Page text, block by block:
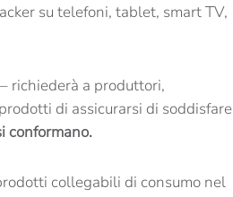
su telefoni, tablet, smart TV,
– richiederà a produttori,
di assicurarsi di soddisfare
conformano.
collegabili di consumo nel